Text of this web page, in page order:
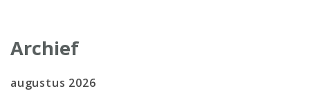
Archief
augustus 2026